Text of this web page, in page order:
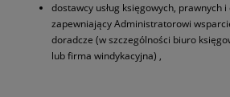
dostawcy usług księgowych, prawnych
zapewniający Administratorowi
doradcze (w szczególności biuro
lub firma windykacyjna) ,